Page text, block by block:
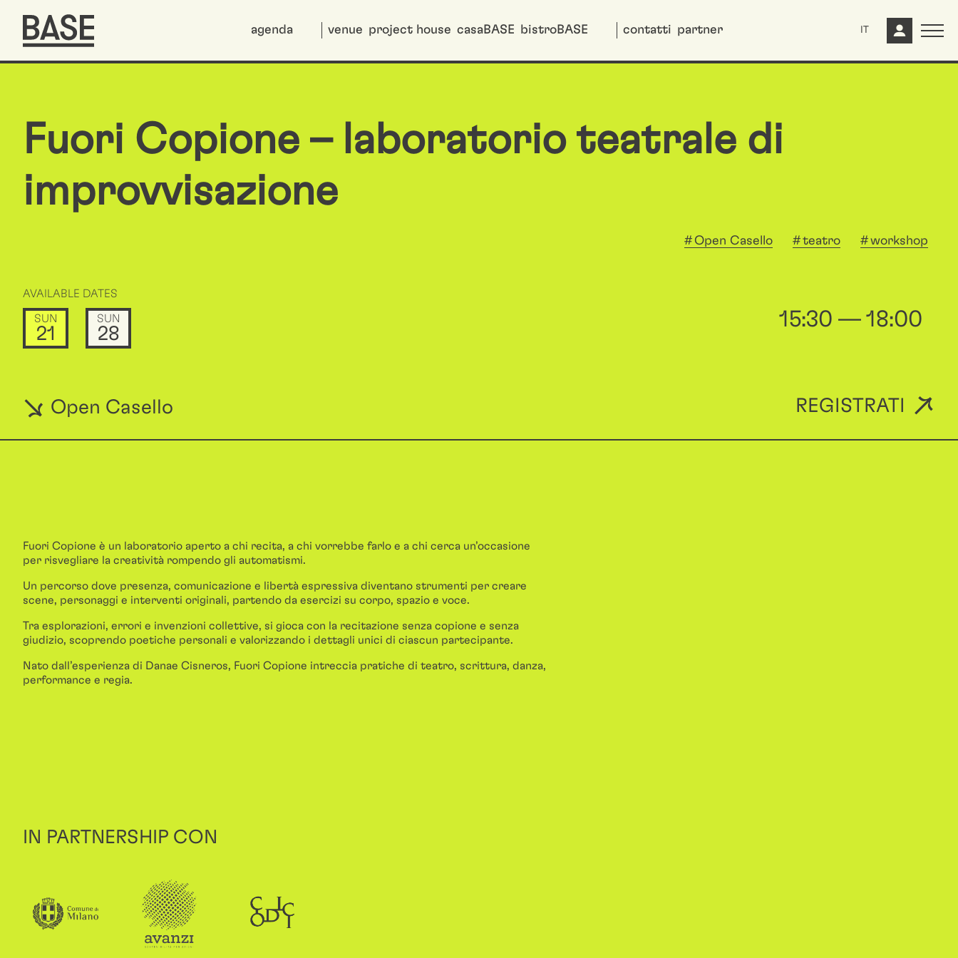
agenda venue project house casaBASE bistroBASE contatti partner IT
Fuori Copione – laboratorio teatrale di
improvvisazione
Open Casello teatro workshop
AVAILABLE DATES
SUN
21
SUN
28
15:30 — 18:00
Open Casello REGISTRATI
Fuori Copione è un laboratorio aperto a chi recita, a chi vorrebbe farlo e a chi cerca un’occasione
per risvegliare la creatività rompendo gli automatismi.
Un percorso dove presenza, comunicazione e libertà espressiva diventano strumenti per creare
scene, personaggi e interventi originali, partendo da esercizi su corpo, spazio e voce.
Tra esplorazioni, errori e invenzioni collettive, si gioca con la recitazione senza copione e senza
giudizio, scoprendo poetiche personali e valorizzando i dettagli unici di ciascun partecipante.
Nato dall’esperienza di Danae Cisneros, Fuori Copione intreccia pratiche di teatro, scrittura, danza,
performance e regia.
IN PARTNERSHIP CON